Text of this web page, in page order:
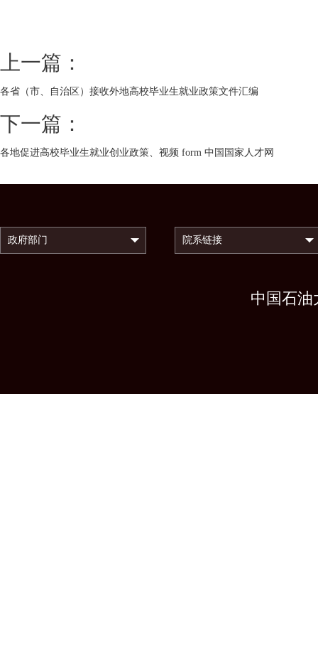
上一篇：
各省（市、自治区）接收外地高校毕业生就业政策文件汇编
下一篇：
各地促进高校毕业生就业创业政策、视频 form 中国国家人才网
中国石